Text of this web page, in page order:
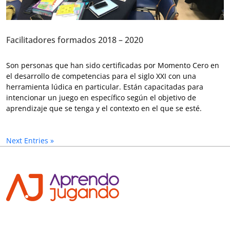
Facilitadores formados 2018 – 2020
Son personas que han sido certificadas por Momento Cero en
el desarrollo de competencias para el siglo XXI con una
herramienta lúdica en particular. Están capacitadas para
intencionar un juego en específico según el objetivo de
aprendizaje que se tenga y el contexto en el que se esté.
Next Entries »